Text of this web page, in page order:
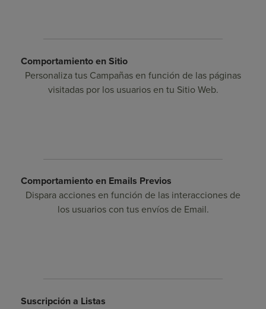
Comportamiento en Sitio
Personaliza tus Campañas en función de las páginas
visitadas por los usuarios en tu Sitio Web.
Comportamiento en Emails Previos
Dispara acciones en función de las interacciones de
los usuarios con tus envíos de Email.
Suscripción a Listas